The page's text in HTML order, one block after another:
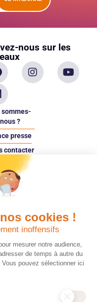
cookies !
inoffensifs
mesurer notre audience,
de temps à autre du
pouvez sélectionner ici
nous sur les
sommes-
nous ?
presse
contacter
Espace
en confiance
sont
à 75 % de
Depuis
15 ans, CARE
est une